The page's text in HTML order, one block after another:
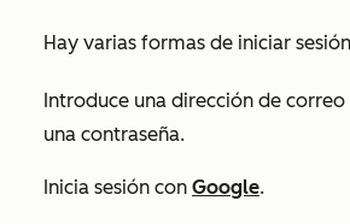
Hay varias formas de iniciar
Introduce una dirección de
una contraseña.
Inicia sesión con Google.